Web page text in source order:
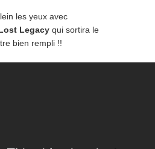
les yeux avec
Legacy qui sortira le
bien rempli !!